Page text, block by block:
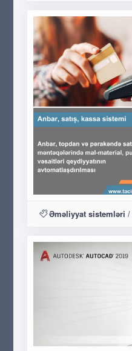
Əməliyyat sistemləri /